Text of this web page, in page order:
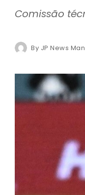
Comissão
By JP News